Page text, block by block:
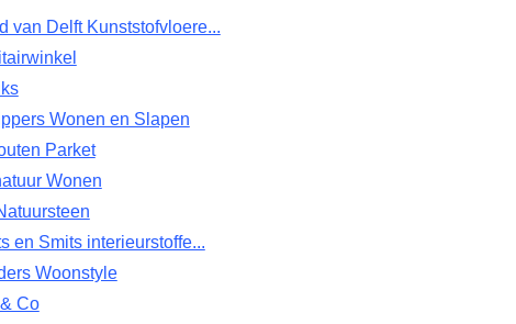
van Delft Kunststofvloere...
Wonen en Slapen
Parket
Wonen
en Smits interieurstoffe...
Woonstyle
Co